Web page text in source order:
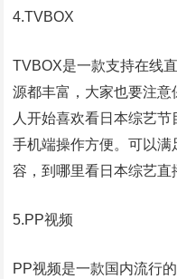
4.TVBOX
TVBOX是一款支持在线
源都丰富，大家也要注
人开始喜欢看日本综艺
手机端操作方便。可以
容，到哪里看日本综艺直
5.PP视频
PP视频是一款国内流行